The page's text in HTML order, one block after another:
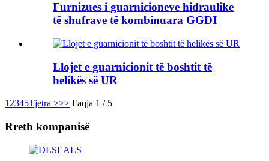
Furnizues i guarnicioneve hidraulike
të shufrave të kombinuara GGDI
Llojet e guarnicionit të boshtit të
helikës së UR
12345Tjetra >>> Faqja 1 / 5
Rreth kompanisë